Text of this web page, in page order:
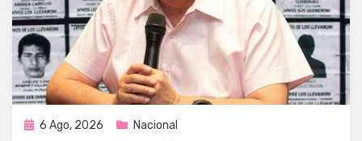
Publicada
6 Ago, 2026 Nacional